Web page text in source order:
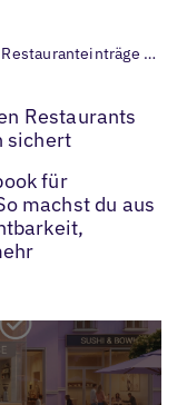
Restauranteinträge verwalten
Restaurants
sichert
für
machst du aus